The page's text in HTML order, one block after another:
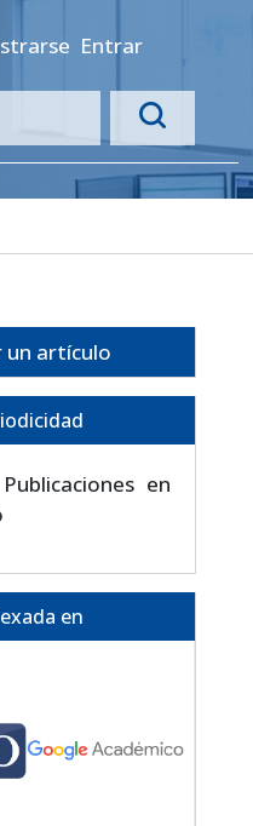
Entrar
un artículo
en
en